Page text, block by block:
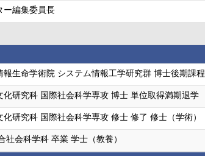
ー編集委員長
生命学術院 システム情報工学研究群 博士後期課程
化研究科 国際社会科学専攻 博士 単位取得満期退学
研究科 国際社会科学専攻 修士 修了 修士（学術）
社会科学科 卒業 学士（教養）